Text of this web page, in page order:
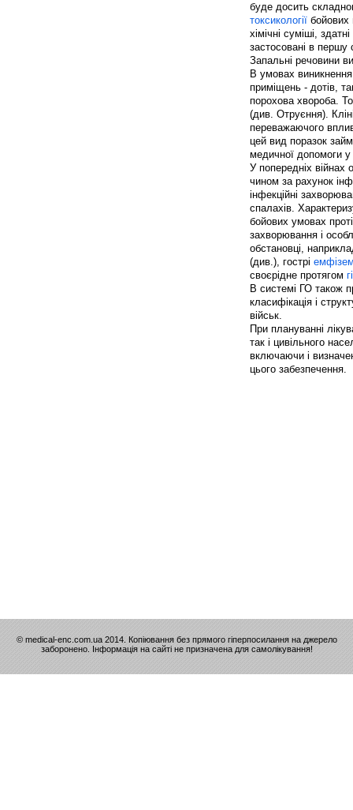
буде досить
токсикології бойових
хімічні суміші,
застосовані в першу
Запальні речовини
В умовах виникнення
приміщень - дотів,
порохова хвороба.
(див. Отруєння).
переважаючого
цей вид поразок
медичної допомоги
У попередніх війнах
чином за рахунок
інфекційні
спалахів.
бойових умовах
захворювання і
обстановці,
(див.), гострі
своєрідне протягом
В системі ГО також
класифікація і
військ.
При плануванні
так і цивільного
включаючи і
цього забезпечення.
© medical-enc.com.ua 2014. Копіювання без прямого гіперпосилання на джерело
заборонено. Інформація на сайті не призначена для самолікування!